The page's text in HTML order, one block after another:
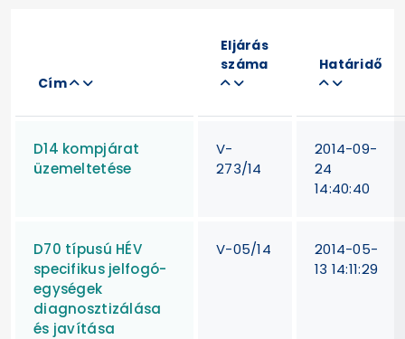
Cím
Eljárás
száma
Határidő
D14 kompjárat
üzemeltetése
V-
273/14
2014-09-
24
14:40:40
D70 típusú HÉV
specifikus jelfogó-
egységek
diagnosztizálása
és javítása
V-05/14
2014-05-
13 14:11:29